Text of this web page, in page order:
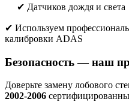
✔ Датчиков дождя и света
✔ Используем
калибровки ADAS
Безопасность — наш
Доверьте замену лобового
2002-2006